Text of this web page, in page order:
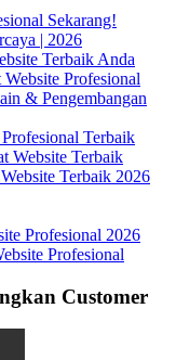
Sekarang!
| 2026
Terbaik Anda
Profesional
& Pengembangan
Terbaik
Website Terbaik
Terbaik 2026
Profesional 2026
Profesional
Customer